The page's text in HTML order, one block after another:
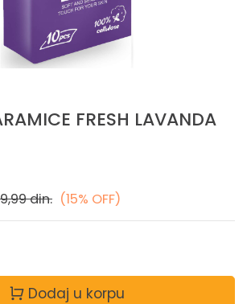
FRESH LAVANDA
din. (15% OFF)
Dodaj u korpu